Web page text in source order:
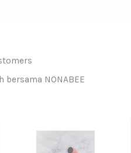
NONABEE